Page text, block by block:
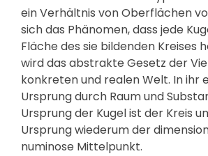
ein Verhältnis von Oberflächen
sich das Phänomen, dass jede
Fläche des sie bildenden Kreises
wird das abstrakte Gesetz der
konkreten und realen Welt. In ihr
Ursprung durch Raum und
Ursprung der Kugel ist der Kreis
Ursprung wiederum der
numinose Mittelpunkt.